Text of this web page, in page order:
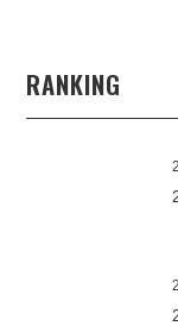
RANKING